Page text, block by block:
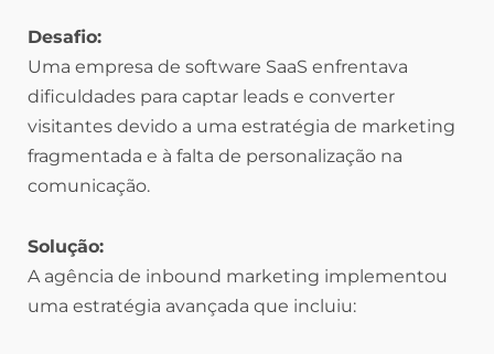
Desafio:
Uma empresa de software SaaS enfrentava
dificuldades para captar leads e converter
visitantes devido a uma estratégia de marketing
fragmentada e à falta de personalização na
comunicação.
Solução:
A agência de inbound marketing implementou
uma estratégia avançada que incluiu: